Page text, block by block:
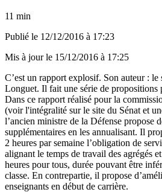
11 min
Publié le 12/12/2016 à 17:23
Mis à jour le 15/12/2016 à 17:25
C’est un rapport explosif. Son auteur : le
Longuet. Il fait une série de propositions
Dans ce rapport réalisé pour la
(voir l'intégralité sur le site du Sénat et
l’ancien ministre de la Défense propose
supplémentaires en les annualisant. Il
2 heures par semaine l’obligation de
alignant le temps de travail des agrégés
heures pour tous, durée pouvant être
classe. En contrepartie, il propose
enseignants en début de carrière.